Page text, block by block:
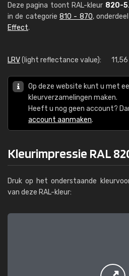
Deze pagina toont RAL-kleur 820-5
in de categorie 810 - 870,
Effect.
LRV(light reflectance value): 11,56
Op deze website kunt u met
kleurverzamelingen maken.
Heeft u nog geen account?
account aanmaken.
Kleurimpressie RAL
Druk op het onderstaande
van deze RAL-kleur: